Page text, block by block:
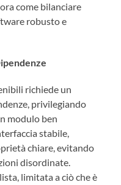
come bilanciare
robusto e
richiede un
privilegiando
modulo ben
stabile,
chiare, evitando
disordinate.
limitata a ciò che è